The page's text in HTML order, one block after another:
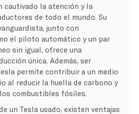
cautivado la atención y la
de todo el mundo. Su
junto con
el piloto automático y un par
sin igual, ofrece una
única. Además, ser
permite contribuir a un medio
al reducir la huella de carbono y
combustibles fósiles.
un Tesla usado, existen ventajas